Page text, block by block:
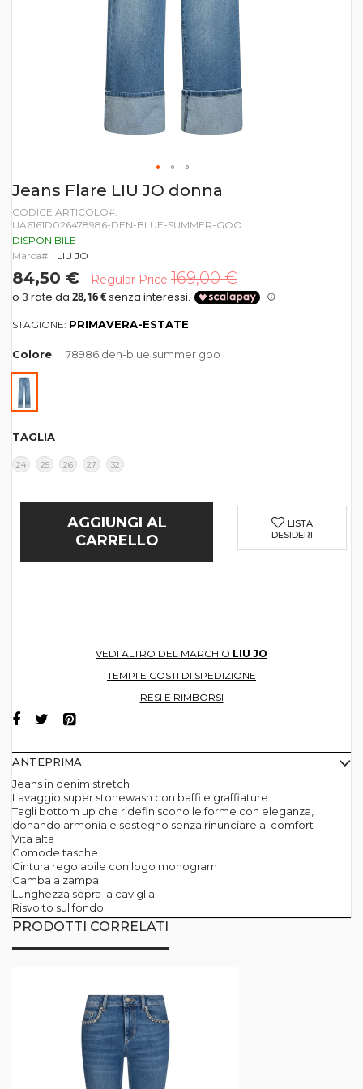
Vai
all'inizio
della
galleria
di
immagini
Jeans Flare LIU JO donna
CODICE ARTICOLO
UA6161D026478986-DEN-BLUE-SUMMER-GOO
DISPONIBILE
Marca
LIU JO
84,50 € Regular Price 169,00 €
STAGIONE: PRIMAVERA-ESTATE
Colore 78986 den-blue summer goo
TAGLIA
24 25 26 27 32
AGGIUNGI AL
CARRELLO
LISTA
DESIDERI
VEDI ALTRO DEL MARCHIO LIU JO
TEMPI E COSTI DI SPEDIZIONE
RESI E RIMBORSI
ANTEPRIMA
Jeans in denim stretch
Lavaggio super stonewash con baffi e graffiature
Tagli bottom up che ridefiniscono le forme con eleganza,
donando armonia e sostegno senza rinunciare al comfort
Vita alta
Comode tasche
Cintura regolabile con logo monogram
Gamba a zampa
Lunghezza sopra la caviglia
Risvolto sul fondo
PRODOTTI CORRELATI